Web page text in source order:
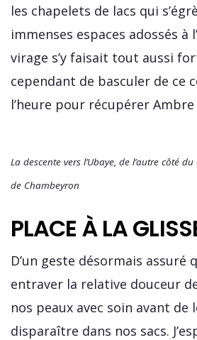
les chapelets de lacs qui
immenses espaces adossés à
virage s’y faisait tout aussi
cependant de basculer de ce
l’heure pour récupérer Ambre
La descente vers l’Ubaye, de l’autre côté
de Chambeyron
PLACE À LA
D’un geste désormais assuré
entraver la relative douceur
nos peaux avec soin avant de
disparaître dans nos sacs.